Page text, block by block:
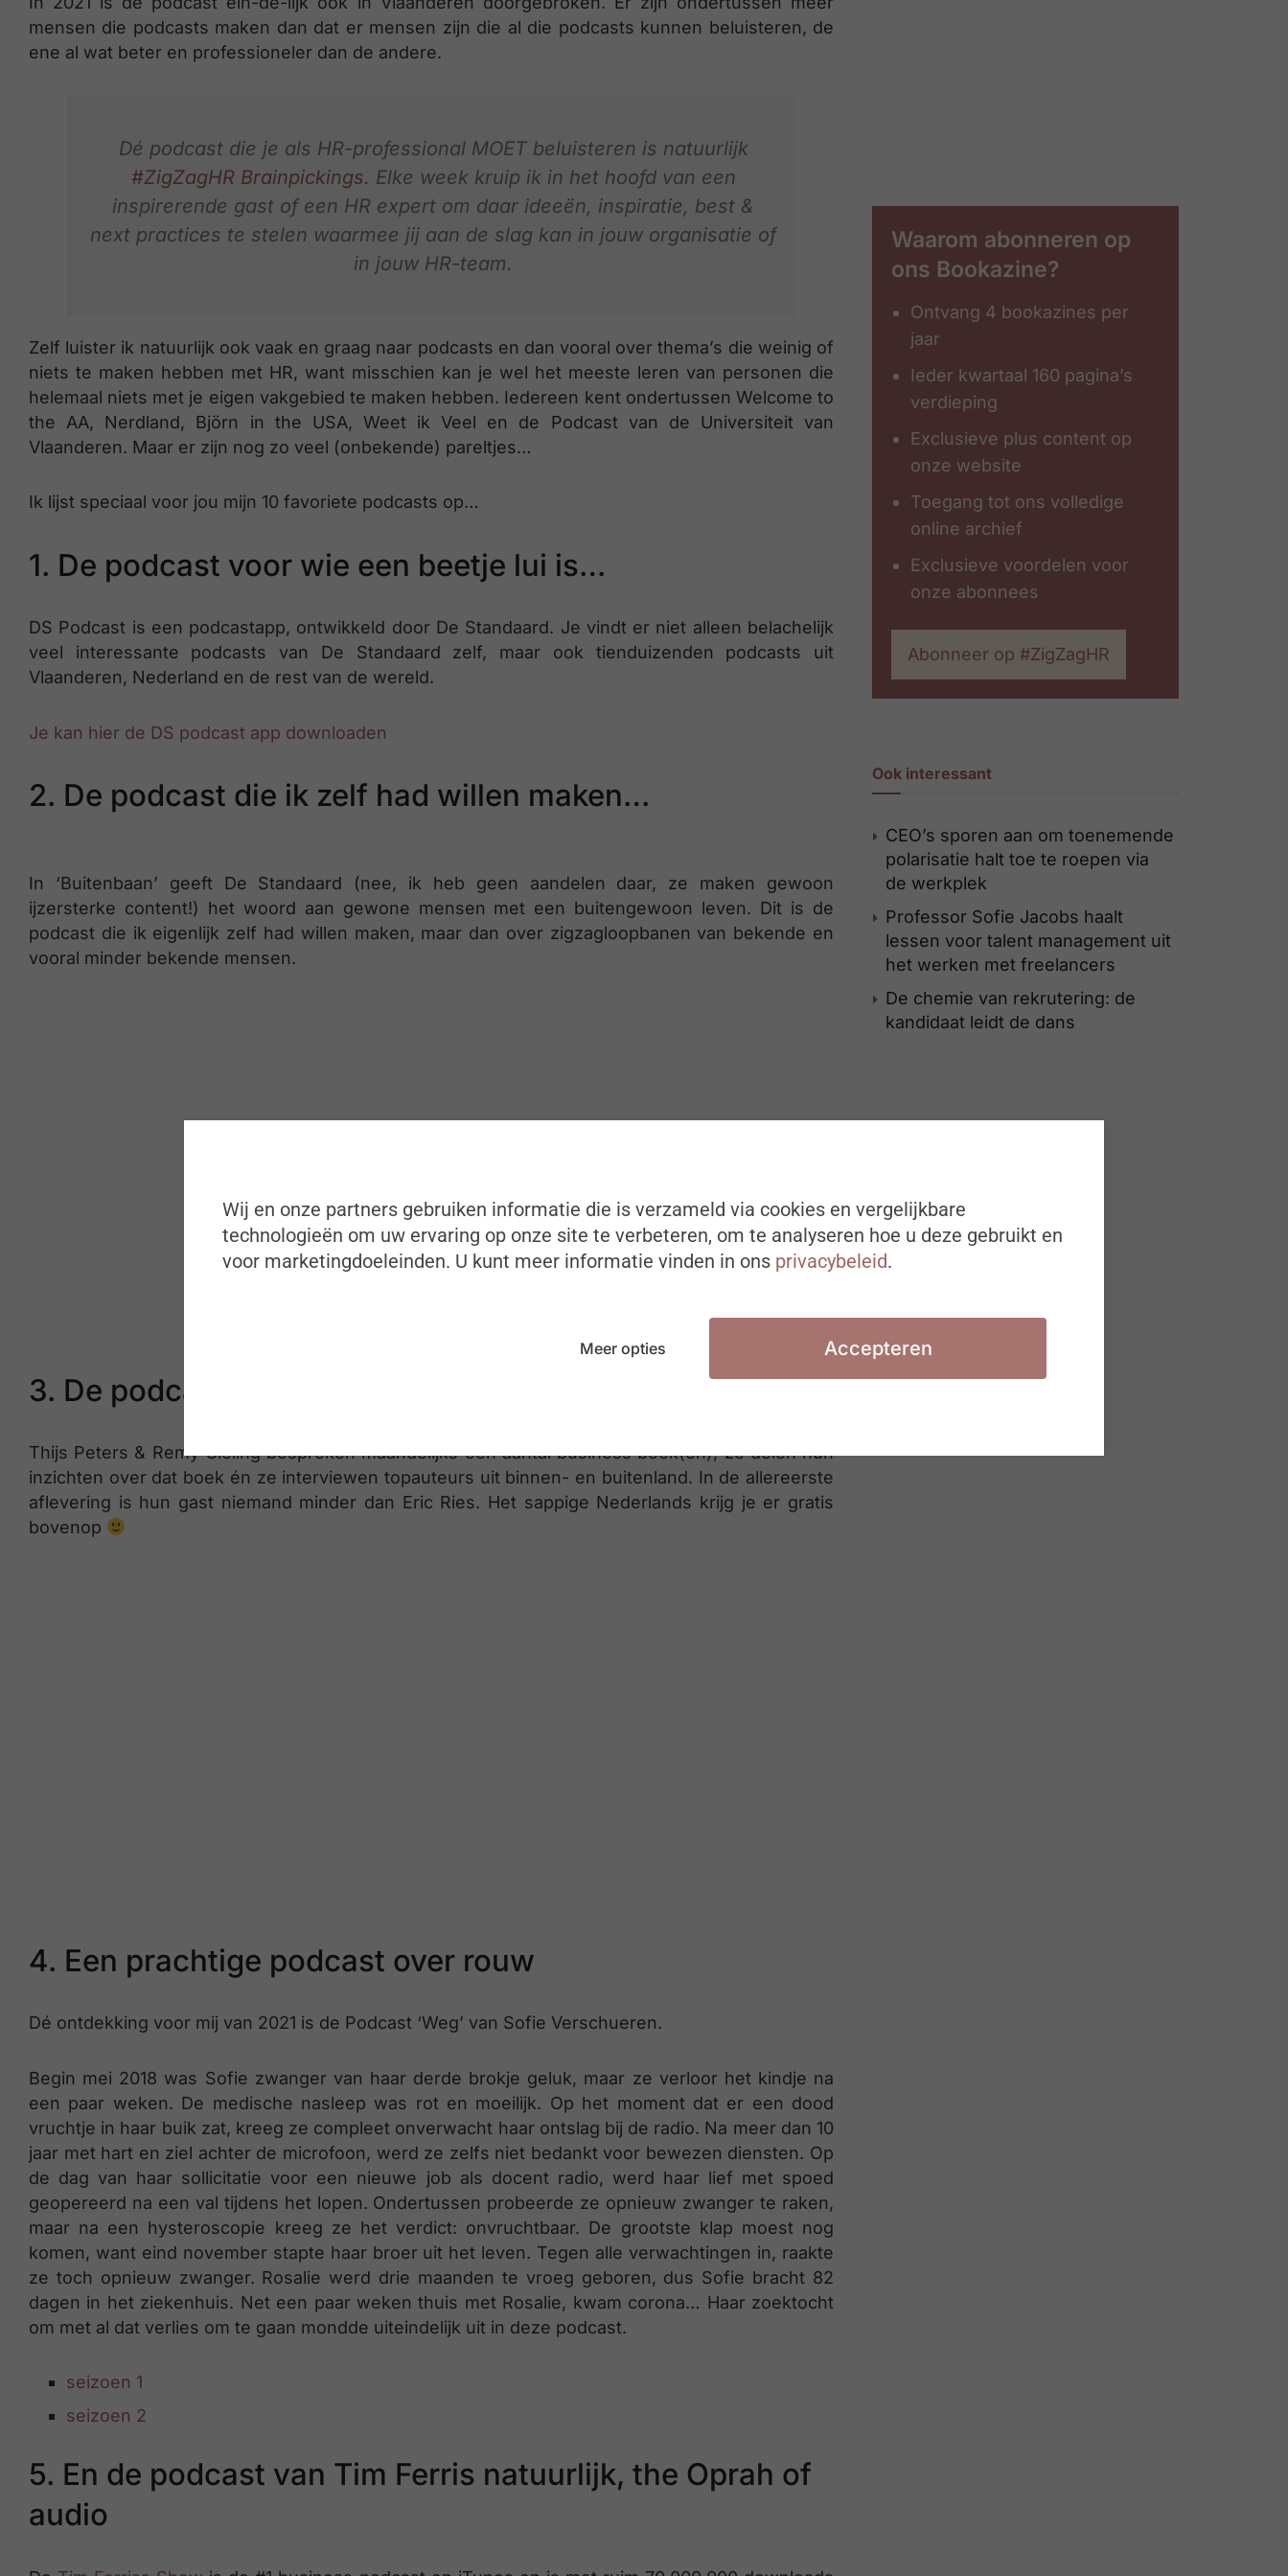
mensen die podcasts maken dan dat er mensen zijn die al die podcasts kunnen beluisteren, de
ene al wat beter en professioneler dan de andere.
Dé podcast die je als HR-professional MOET beluisteren is natuurlijk
#ZigZagHR Brainpickings. Elke week kruip ik in het hoofd van een
inspirerende gast of een HR expert om daar ideeën, inspiratie, best &
next practices te stelen waarmee jij aan de slag kan in jouw organisatie of
in jouw HR-team.
Zelf luister ik natuurlijk ook vaak en graag naar podcasts en dan vooral over thema’s die weinig of
niets te maken hebben met HR, want misschien kan je wel het meeste leren van personen die
helemaal niets met je eigen vakgebied te maken hebben. Iedereen kent ondertussen Welcome to
the AA, Nerdland, Björn in the USA, Weet ik Veel en de Podcast van de Universiteit van
Vlaanderen. Maar er zijn nog zo veel (onbekende) pareltjes…
Ik lijst speciaal voor jou mijn 10 favoriete podcasts op…
1. De podcast voor wie een beetje lui is…
DS Podcast is een podcastapp, ontwikkeld door De Standaard. Je vindt er niet alleen belachelijk
veel interessante podcasts van De Standaard zelf, maar ook tienduizenden podcasts uit
Vlaanderen, Nederland en de rest van de wereld.
Je kan hier de DS podcast app downloaden
2. De podcast die ik zelf had willen maken…
In ‘Buitenbaan’ geeft De Standaard (nee, ik heb geen aandelen daar, ze maken gewoon
ijzersterke content!) het woord aan gewone mensen met een buitengewoon leven. Dit is de
podcast die ik eigenlijk zelf had willen maken, maar dan over zigzagloopbanen van bekende en
vooral minder bekende mensen.
3. De podcast die ik zelf ga maken in 2022…
Thijs Peters & Remy Gieling bespreken maandelijks een aantal business boek(en), ze delen hun
inzichten over dat boek én ze interviewen topauteurs uit binnen- en buitenland. In de allereerste
aflevering is hun gast niemand minder dan Eric Ries. Het sappige Nederlands krijg je er gratis
bovenop
4. Een prachtige podcast over rouw
Dé ontdekking voor mij van 2021 is de Podcast ‘Weg’ van Sofie Verschueren.
Begin mei 2018 was Sofie zwanger van haar derde brokje geluk, maar ze verloor het kindje na
een paar weken. De medische nasleep was rot en moeilijk. Op het moment dat er een dood
vruchtje in haar buik zat, kreeg ze compleet onverwacht haar ontslag bij de radio. Na meer dan 10
jaar met hart en ziel achter de microfoon, werd ze zelfs niet bedankt voor bewezen diensten. Op
de dag van haar sollicitatie voor een nieuwe job als docent radio, werd haar lief met spoed
geopereerd na een val tijdens het lopen. Ondertussen probeerde ze opnieuw zwanger te raken,
maar na een hysteroscopie kreeg ze het verdict: onvruchtbaar. De grootste klap moest nog
komen, want eind november stapte haar broer uit het leven. Tegen alle verwachtingen in, raakte
ze toch opnieuw zwanger. Rosalie werd drie maanden te vroeg geboren, dus Sofie bracht 82
dagen in het ziekenhuis. Net een paar weken thuis met Rosalie, kwam corona… Haar zoektocht
om met al dat verlies om te gaan mondde uiteindelijk uit in deze podcast.
seizoen 1
seizoen 2
5. En de podcast van Tim Ferris natuurlijk, the Oprah of
audio
Waarom abonneren op
ons Bookazine?
Ontvang 4 bookazines per
jaar
Ieder kwartaal 160 pagina’s
verdieping
Exclusieve plus content op
onze website
Toegang tot ons volledige
online archief
Exclusieve voordelen voor
onze abonnees
Abonneer op #ZigZagHR
Ook interessant
CEO’s sporen aan om toenemende
polarisatie halt toe te roepen via
de werkplek
Professor Sofie Jacobs haalt
lessen voor talent management uit
het werken met freelancers
De chemie van rekrutering: de
kandidaat leidt de dans
Wij en onze partners gebruiken informatie die is verzameld via cookies en vergelijkbare
technologieën om uw ervaring op onze site te verbeteren, om te analyseren hoe u deze gebruikt en
voor marketingdoeleinden. U kunt meer informatie vinden in ons privacybeleid.
Meer opties Accepteren